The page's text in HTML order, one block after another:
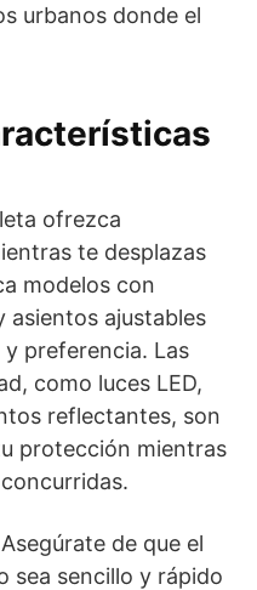
urbanos donde el
ofrezca
te desplazas
modelos con
asientos ajustables
preferencia. Las
como luces LED,
reflectantes, son
protección mientras
Asegúrate de que el
sea sencillo y rápido